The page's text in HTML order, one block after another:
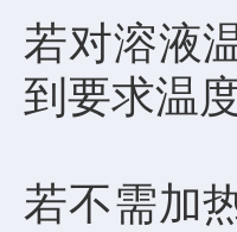
若对溶液
到要求温度
若不需加